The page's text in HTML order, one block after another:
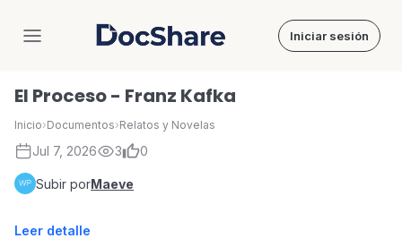
DocShare Iniciar sesión
El Proceso - Franz Kafka
Inicio›Documentos›Relatos y Novelas
Jul 7, 2026 3 0
Subir porMaeve
Leer detalle